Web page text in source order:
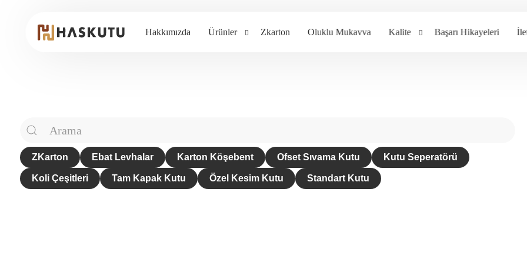
Hakkımızda Ürünler
Karton Köşebent Özel Kesim Kutu
Zkarton Oluklu Mukavva Kalite Başarı Hikayeleri
ZKarton Ebat Levhalar Karton Köşebent Ofset Sıvama Kutu Kutu Seperatörü
Koli Çeşitleri Tam Kapak Kutu Özel Kesim Kutu Standart Kutu